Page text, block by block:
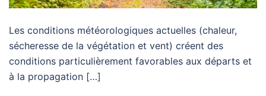
Les conditions météorologiques actuelles (chaleur,
sécheresse de la végétation et vent) créent des
conditions particulièrement favorables aux départs et
à la propagation […]